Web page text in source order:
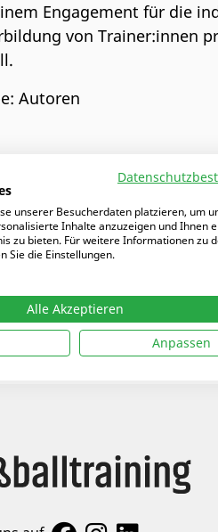
Engagement für die
von Trainer:innen
Autoren
unserer Besucherdaten platzieren, um
Inhalte anzuzeigen und Ihnen
zu bieten. Für weitere Informationen zu
Sie die Einstellungen.
Alle Akzeptieren
Anpassen